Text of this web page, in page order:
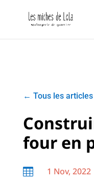
← Tous les articles
four en
 1 Nov, 2022